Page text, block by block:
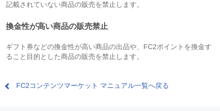
記載されていない商品の販売を禁止します。
換金性が高い商品の販売禁止
ギフト券などの換金性が高い商品の出品や、FC2ポイントを換金す
ること目的とした商品の販売を禁止します。
FC2コンテンツマーケット マニュアル一覧へ戻る